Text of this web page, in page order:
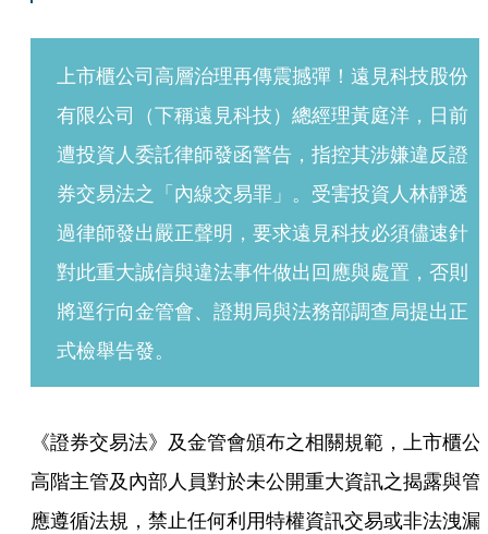
上市櫃公司高層治理再傳震撼彈！遠見科技股份
有限公司（下稱遠見科技）總經理黃庭洋，日前
遭投資人委託律師發函警告，指控其涉嫌違反證
券交易法之「內線交易罪」。受害投資人林靜透
過律師發出嚴正聲明，要求遠見科技必須儘速針
對此重大誠信與違法事件做出回應與處置，否則
將逕行向金管會、證期局與法務部調查局提出正
式檢舉告發。
《證券交易法》及金管會頒布之相關規範，上市櫃公
高階主管及內部人員對於未公開重大資訊之揭露與管
應遵循法規，禁止任何利用特權資訊交易或非法洩漏